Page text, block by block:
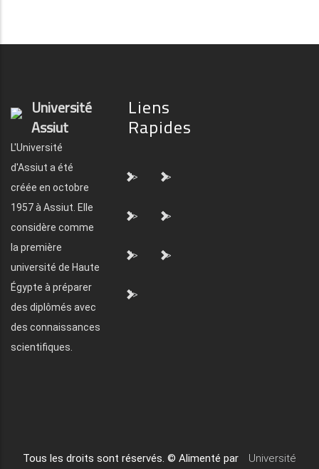
Université
Assiut
L'Université
d'Assiut a été
créée en octobre
1957 à Assiut. Elle
considère comme
la première
université de Haute
Égypte à préparer
des diplômés avec
des connaissances
scientifiques.
Liens
Rapides
"> ">
"> ">
"> ">
">
Tous les droits sont réservés. © Alimenté par Université